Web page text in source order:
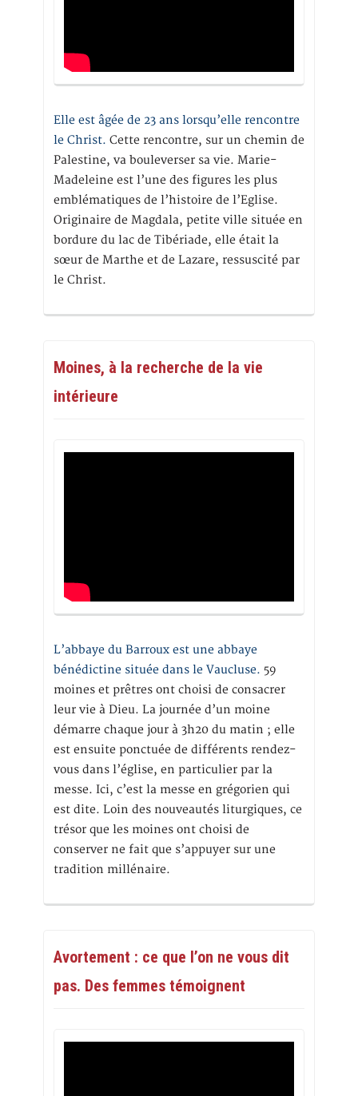
Elle est âgée de 23 ans lorsqu’elle rencontre
le Christ. Cette rencontre, sur un chemin de
Palestine, va bouleverser sa vie. Marie-
Madeleine est l’une des figures les plus
emblématiques de l’histoire de l’Eglise.
Originaire de Magdala, petite ville située en
bordure du lac de Tibériade, elle était la
sœur de Marthe et de Lazare, ressuscité par
le Christ.
Moines, à la recherche de la vie
intérieure
L’abbaye du Barroux est une abbaye
bénédictine située dans le Vaucluse. 59
moines et prêtres ont choisi de consacrer
leur vie à Dieu. La journée d’un moine
démarre chaque jour à 3h20 du matin ; elle
est ensuite ponctuée de différents rendez-
vous dans l’église, en particulier par la
messe. Ici, c’est la messe en grégorien qui
est dite. Loin des nouveautés liturgiques, ce
trésor que les moines ont choisi de
conserver ne fait que s’appuyer sur une
tradition millénaire.
Avortement : ce que l’on ne vous dit
pas. Des femmes témoignent